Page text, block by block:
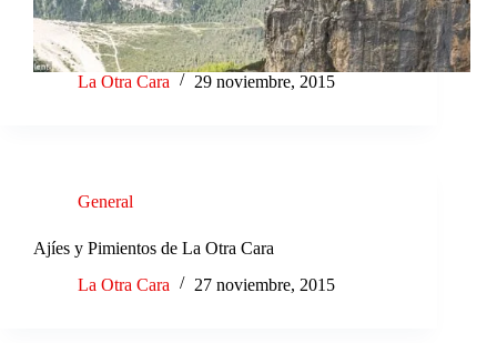
La Otra Cara 29 noviembre, 2015
General
Ajíes y Pimientos de La Otra Cara
La Otra Cara
27 noviembre, 2015